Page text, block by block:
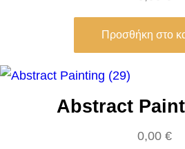
Προσθήκη στο
Abstract
0,00 €